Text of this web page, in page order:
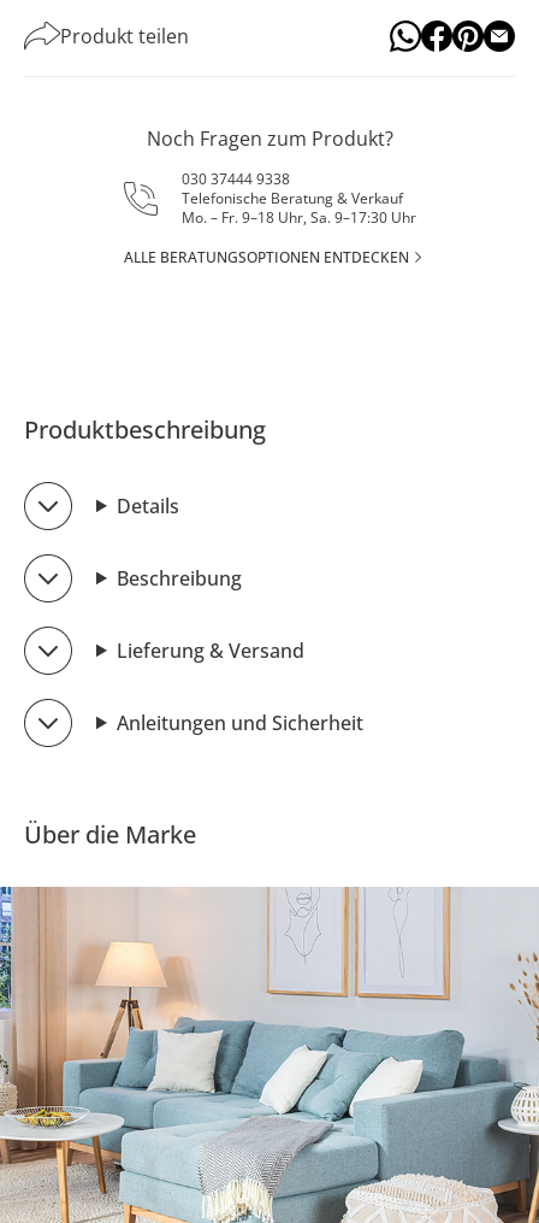
Produkt teilen
Noch Fragen zum Produkt?
030 37444 9338
Telefonische Beratung & Verkauf
Mo. – Fr. 9–18 Uhr, Sa. 9–17:30 Uhr
ALLE BERATUNGSOPTIONEN ENTDECKEN
Produktbeschreibung
Details
Beschreibung
Lieferung & Versand
Anleitungen und Sicherheit
Über die Marke